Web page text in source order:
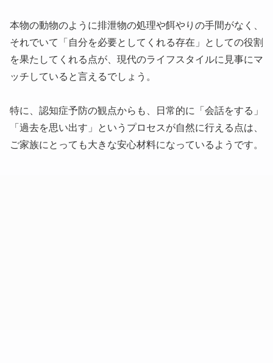
本物の動物のように排泄物の処理や餌やりの手間がなく、
それでいて「自分を必要としてくれる存在」としての役割
を果たしてくれる点が、現代のライフスタイルに見事にマ
ッチしていると言えるでしょう。
特に、認知症予防の観点からも、日常的に「会話をする」
「過去を思い出す」というプロセスが自然に行える点は、
ご家族にとっても大きな安心材料になっているようです。